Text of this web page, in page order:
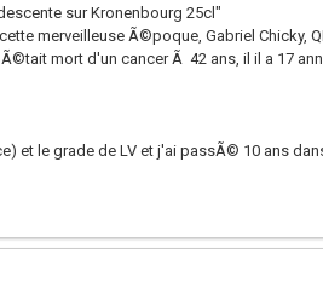
sur Kronenbourg 25cl"
merveilleuse Ã©poque, Gabriel Chicky,
mort d'un cancer Ã 42 ans, il il a 17
et le grade de LV et j'ai passÃ© 10 ans